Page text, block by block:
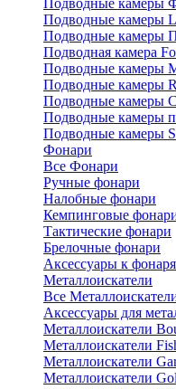
Подводные
Подводные камеры
Подводные
Подводная камера
Подводные камеры
Подводные камеры
Подводные камеры
Подводные камеры
Подводные камеры
Фонари
Все Фонари
Ручные фонари
Налобные фонари
Кемпинговые
Тактические фонари
Брелочные фонари
Аксессуары к
Металлоискатели
Все
Аксессуары для
Металлоискатели
Металлоискатели
Металлоискатели
Металлоискатели